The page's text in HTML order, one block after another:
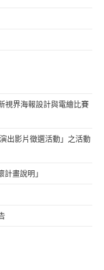
視界海報設計與電繪比賽
出影片徵選活動」之活動
畫說明」